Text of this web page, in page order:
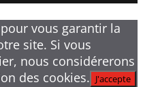
vous garantir la
site. Si vous
nous considérerons
des cookies. J'accepte